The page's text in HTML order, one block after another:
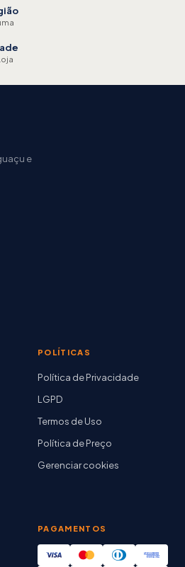
e
POLÍTICAS
Política de Privacidade
LGPD
Termos de Uso
Política de Preço
Gerenciar cookies
PAGAMENTOS